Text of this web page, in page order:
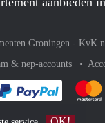
Groningen - KvK
& nep-accounts
Je rekent